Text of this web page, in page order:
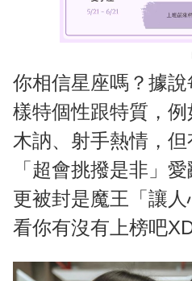
你相信星座嗎？據
樣特個性跟特質，
木訥、射手熱情，
「超會挑撥是非」
更被封是魔王「讓
看你有沒有上榜吧